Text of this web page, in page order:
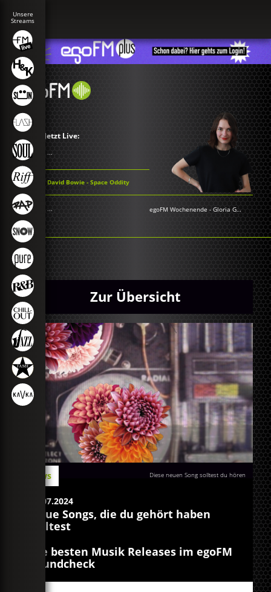
Jetzt Live:
...
David Bowie - Space Oddity
... egoFM Wochenende -Gloria Grünwald
Zur Übersicht
Diese neuen Song solltest du hören
News
15.07.2024
Neue Songs, die du gehört haben
solltest
Die besten Musik Releases im egoFM
Soundcheck